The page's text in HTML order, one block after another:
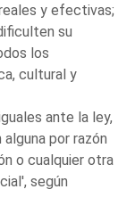
y efectivas;
su
los
cultural y
ante la ley,
por razón
o cualquier otra
según